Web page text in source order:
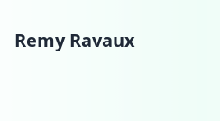
Remy Ravaux